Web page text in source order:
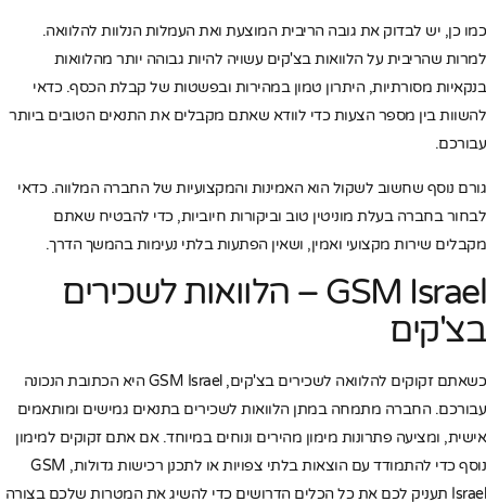
כמו כן, יש לבדוק את גובה הריבית המוצעת ואת העמלות הנלוות להלוואה.
למרות שהריבית על הלוואות בצ'קים עשויה להיות גבוהה יותר מהלוואות
בנקאיות מסורתיות, היתרון טמון במהירות ובפשטות של קבלת הכסף. כדאי
להשוות בין מספר הצעות כדי לוודא שאתם מקבלים את התנאים הטובים ביותר
עבורכם.
גורם נוסף שחשוב לשקול הוא האמינות והמקצועיות של החברה המלווה. כדאי
לבחור בחברה בעלת מוניטין טוב וביקורות חיוביות, כדי להבטיח שאתם
מקבלים שירות מקצועי ואמין, ושאין הפתעות בלתי נעימות בהמשך הדרך.
GSM Israel – הלוואות לשכירים
בצ'קים
כשאתם זקוקים להלוואה לשכירים בצ'קים, GSM Israel היא הכתובת הנכונה
עבורכם. החברה מתמחה במתן הלוואות לשכירים בתנאים גמישים ומותאמים
אישית, ומציעה פתרונות מימון מהירים ונוחים במיוחד. אם אתם זקוקים למימון
נוסף כדי להתמודד עם הוצאות בלתי צפויות או לתכנן רכישות גדולות, GSM
Israel תעניק לכם את כל הכלים הדרושים כדי להשיג את המטרות שלכם בצורה